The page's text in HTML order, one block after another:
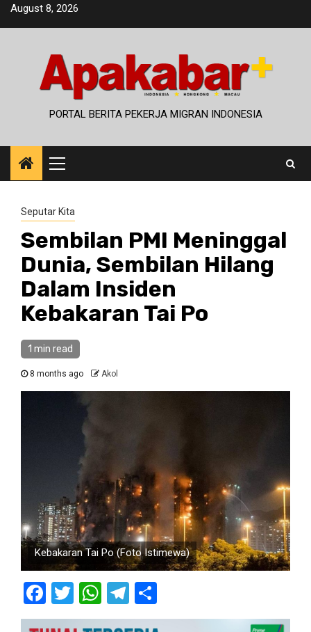
SkipAugust 8, 2026
PORTAL BERITA PEKERJA MIGRAN INDONESIA
Primary
Menu
Seputar Kita
Sembilan PMI Meninggal
Dunia, Sembilan Hilang
Dalam Insiden
Kebakaran Tai Po
1 min read
8 months ago Akol
Kebakaran Tai Po (Foto Istimewa)
Facebook
Twitter
WhatsApp
Telegram